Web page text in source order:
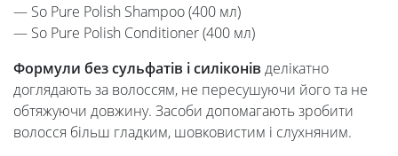
— So Pure Polish Shampoo (400 мл)
— So Pure Polish Conditioner (400 мл)
Формули без сульфатів і силіконів делікатно
доглядають за волоссям, не пересушуючи його та не
обтяжуючи довжину. Засоби допомагають зробити
волосся більш гладким, шовковистим і слухняним.